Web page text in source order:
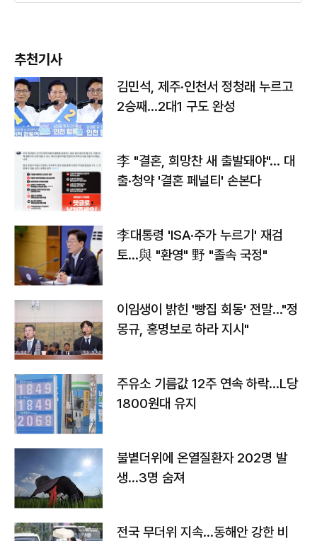
추천기사
김민석, 제주·인천서 정청래 누르고
2승째…2대1 구도 완성
李 "결혼, 희망찬 새 출발돼야"… 대
출·청약 '결혼 페널티' 손본다
李대통령 'ISA·주가 누르기' 재검
토…與 "환영" 野 "졸속 국정"
이임생이 밝힌 '빵집 회동' 전말…"정
몽규, 홍명보로 하라 지시"
주유소 기름값 12주 연속 하락…L당
1800원대 유지
불볕더위에 온열질환자 202명 발
생…3명 숨져
전국 무더위 지속…동해안 강한 비